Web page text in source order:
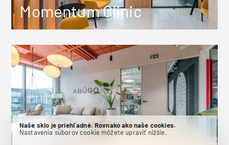
Naše sklo je priehľadné. Rovnako ako naše cookies.
Nastavenia súborov cookie môžete upraviť nižšie.
Momentum Clinic